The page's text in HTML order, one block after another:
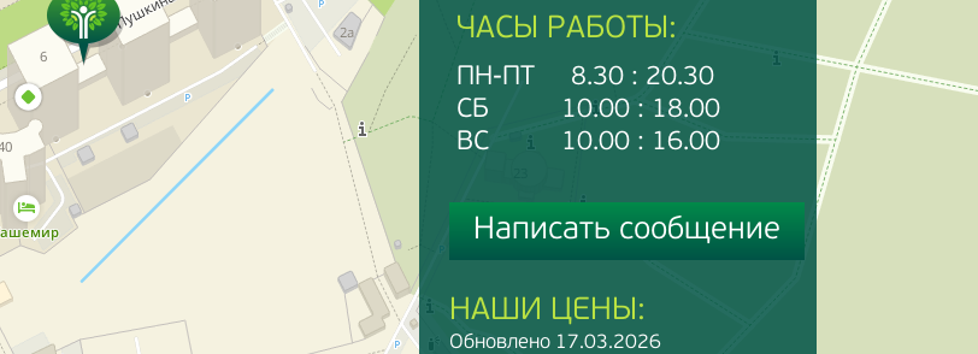
ЧАСЫ РАБОТЫ:
ПН-ПТ 8.30 : 20.30
СБ 10.00 : 18.00
ВС 10.00 : 16.00
Написать сообщение
НАШИ ЦЕНЫ:
Обновлено 17.03.2026